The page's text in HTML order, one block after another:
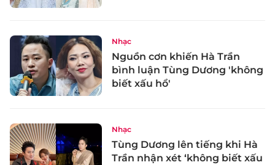
Nhạc
Nguồn cơn khiến Hà Trần
bình luận Tùng Dương 'không
biết xấu hổ'
Nhạc
Tùng Dương lên tiếng khi Hà
Trần nhận xét ‘không biết xấu